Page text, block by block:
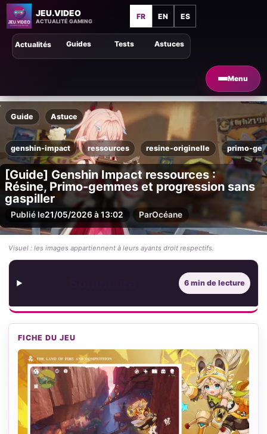
JEU.VIDEO
ACTUALITÉ GAMING
FR EN ES
Menu
Astuces
Guides Tests
Actualités
Guide Astuce
genshin-impact ressources resine-originelle primo-
[Guide] Genshin Impact ressources :
Résine, Primo-gemmes et progression sans
gaspiller
Publié le21/05/2026 à 13:02 ParOcéane
Visuel : les images appartiennent à leurs ayants droit respectifs.
6 min de lecture
FICHE DU JEU